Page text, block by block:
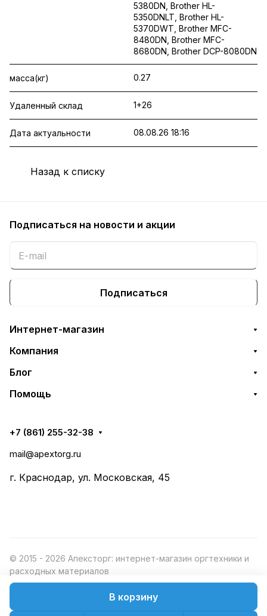
В корзину
5380DN, Brother HL-
5350DNLT, Brother HL-
5370DWT, Brother MFC-
8480DN, Brother MFC-
8680DN, Brother DCP-8080DN
масса(кг) 0.27
Удаленный склад 1+26
Дата актуальности 08.08.26 18:16
Назад к списку
Подписаться на новости и акции
Подписаться
Интернет-магазин
Компания
Блог
Помощь
+7 (861) 255-32-38
mail@apextorg.ru
г. Краснодар, ул. Московская, 45
© 2015 - 2026 Апексторг: интернет-магазин оргтехники и
расходных материалов
Конфиденциальность